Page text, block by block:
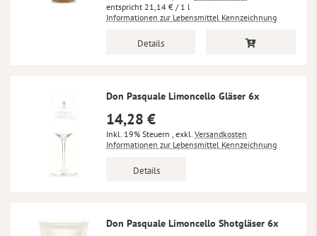
21,14 € / 1 l
Informationen zur Lebensmittel Kennzeichnung
Details
Don Pasquale Limoncello Gläser 6x
14,28 €
Inkl. 19% Steuern , exkl. Versandkosten
Informationen zur Lebensmittel Kennzeichnung
Details
Don Pasquale Limoncello Shotgläser 6x